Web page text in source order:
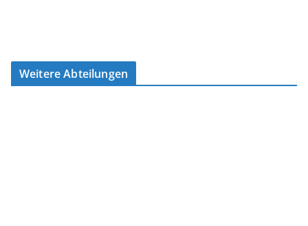
Weitere Abteilungen